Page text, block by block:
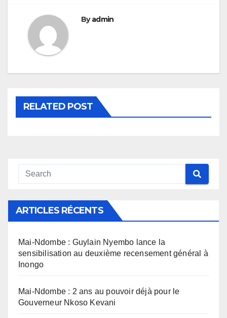
Byadmin
RELATED POST
ARTICLES RÉCENTS
Mai-Ndombe : Guylain Nyembo lance la
sensibilisation au deuxième recensement général à
Inongo
Mai-Ndombe : 2 ans au pouvoir déjà pour le
Gouverneur Nkoso Kevani